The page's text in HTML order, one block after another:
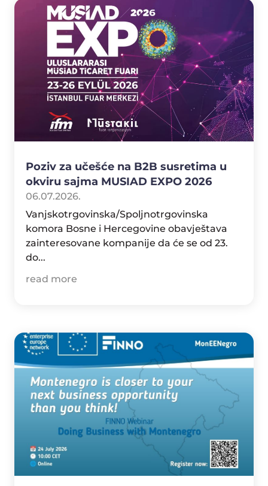
Poziv za učešće na B2B susretima u
okviru sajma MUSIAD EXPO 2026
06.07.2026.
Vanjskotrgovinska/Spoljnotrgovinska
komora Bosne i Hercegovine obavještava
zainteresovane kompanije da će se od 23.
do...
read more